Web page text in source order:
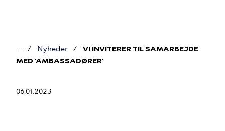
Brødkrumme
Nyheder
VI INVITERER TIL SAMARBEJDE
MED ‘AMBASSADØRER’
06.01.2023